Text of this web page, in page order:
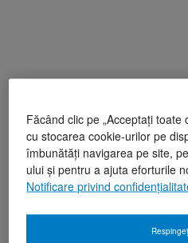
Făcând clic pe „Acceptați
cu stocarea cookie-urilor pe
îmbunătăți navigarea pe site,
ului și pentru a ajuta eforturile
Notificare privind